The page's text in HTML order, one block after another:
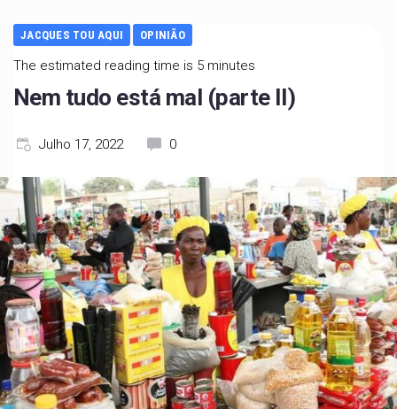
JACQUES TOU AQUI OPINIÃO
The estimated reading time is 5 minutes
Nem tudo está mal (parte II)
Julho 17, 2022 0